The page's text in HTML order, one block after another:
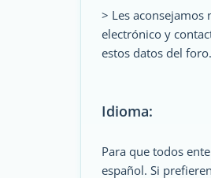
> Les
electrónico y
estos datos del foro.
Idioma:
Para que todos
español. Si